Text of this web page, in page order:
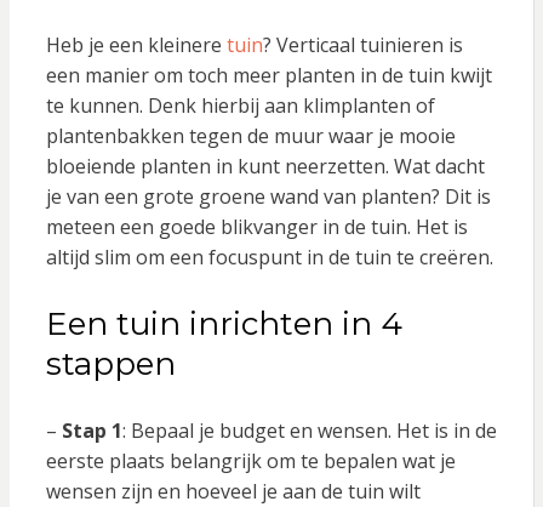
Heb je een kleinere tuin? Verticaal tuinieren is
een manier om toch meer planten in de tuin kwijt
te kunnen. Denk hierbij aan klimplanten of
plantenbakken tegen de muur waar je mooie
bloeiende planten in kunt neerzetten. Wat dacht
je van een grote groene wand van planten? Dit is
meteen een goede blikvanger in de tuin. Het is
altijd slim om een focuspunt in de tuin te creëren.
Een tuin inrichten in 4
stappen
– Stap 1: Bepaal je budget en wensen. Het is in de
eerste plaats belangrijk om te bepalen wat je
wensen zijn en hoeveel je aan de tuin wilt